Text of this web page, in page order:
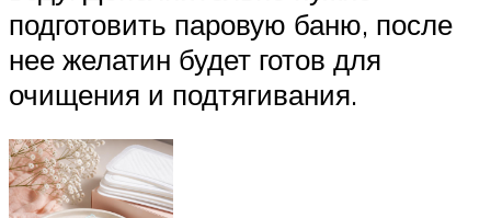
подготовить паровую баню, после
нее желатин будет готов для
очищения и подтягивания.